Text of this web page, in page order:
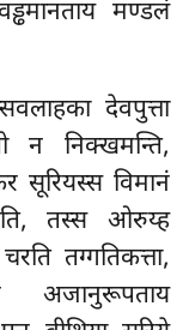
मण्डलं
देवपुत्ता
न निक्खमन्ति,
सूरियस्स विमानं
तस्स ओरुय्ह
तग्गतिकत्ता,
अजानुरूपताय